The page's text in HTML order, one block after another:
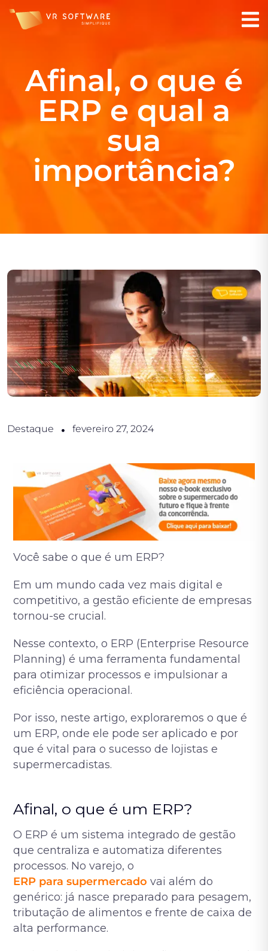
Afinal, o que é
ERP e qual a
sua
importância?
Destaque fevereiro 27, 2024
Você sabe o que é um ERP?
Em um mundo cada vez mais digital e
competitivo, a gestão eficiente de empresas
tornou-se crucial.
Nesse contexto, o ERP (Enterprise Resource
Planning) é uma ferramenta fundamental
para otimizar processos e impulsionar a
eficiência operacional.
Por isso, neste artigo, exploraremos o que é
um ERP, onde ele pode ser aplicado e por
que é vital para o sucesso de lojistas e
supermercadistas.
Afinal, o que é um ERP?
O ERP é um sistema integrado de gestão
que centraliza e automatiza diferentes
processos. No varejo, o
ERP para supermercado vai além do
genérico: já nasce preparado para pesagem,
tributação de alimentos e frente de caixa de
alta performance.